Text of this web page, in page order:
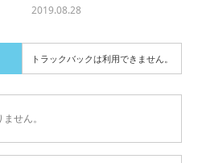
2019.08.28
トラックバックは利用できません。
せん。